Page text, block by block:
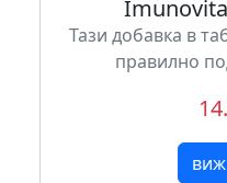
Тази добавка в
правилно